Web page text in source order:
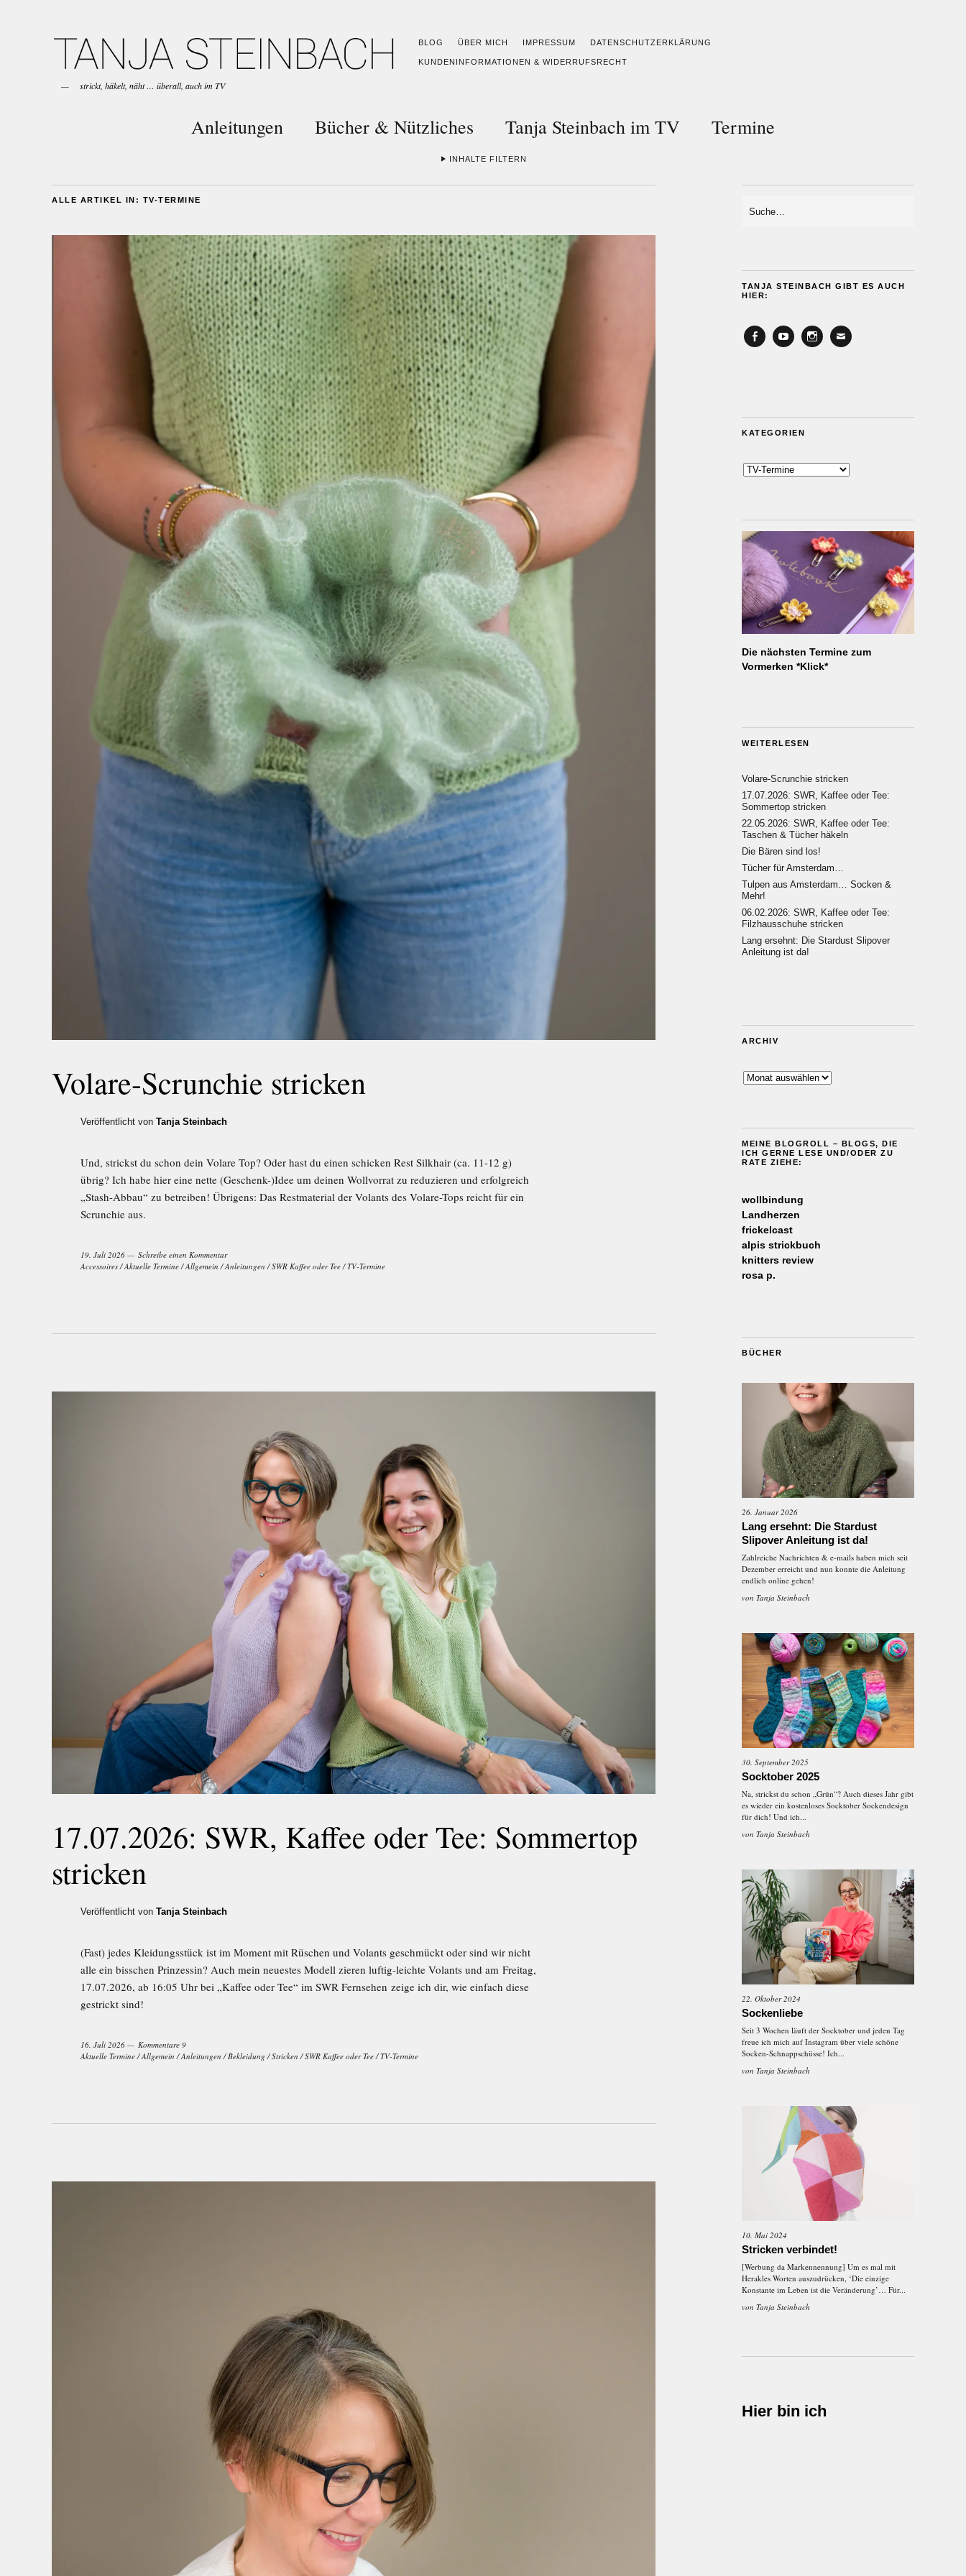
BLOG ÜBER MICH IMPRESSUM DATENSCHUTZERKLÄRUNG
KUNDENINFORMATIONEN & WIDERRUFSRECHT
strickt, häkelt, näht … überall, auch im TV
Anleitungen Bücher & Nützliches Tanja Steinbach im TV Termine
INHALTE FILTERN
ALLE ARTIKEL IN: TV-TERMINE
Volare-Scrunchie stricken
Veröffentlicht von Tanja Steinbach
Und, strickst du schon dein Volare Top? Oder hast du einen schicken Rest Silkhair (ca. 11-12 g)
übrig? Ich habe hier eine nette (Geschenk-)Idee um deinen Wollvorrat zu reduzieren und erfolgreich
„Stash-Abbau“ zu betreiben! Übrigens: Das Restmaterial der Volants des Volare-Tops reicht für ein
Scrunchie aus.
19. Juli 2026
Schreibe einen Kommentar
Accessoires /Aktuelle Termine /Allgemein /Anleitungen /SWR Kaffee oder Tee /TV-Termine
17.07.2026: SWR, Kaffee oder Tee: Sommertop
stricken
Veröffentlicht von Tanja Steinbach
(Fast) jedes Kleidungsstück ist im Moment mit Rüschen und Volants geschmückt oder sind wir nicht
alle ein bisschen Prinzessin? Auch mein neuestes Modell zieren luftig-leichte Volants und am Freitag,
17.07.2026, ab 16:05 Uhr bei „Kaffee oder Tee“ im SWR Fernsehen zeige ich dir, wie einfach diese
gestrickt sind!
16. Juli 2026
Kommentare 9
Aktuelle Termine /Allgemein /Anleitungen / Bekleidung /Stricken /SWR Kaffee oder Tee /TV-Termine
TANJA STEINBACH GIBT ES AUCH
HIER:
KATEGORIEN
Kategorien
Die nächsten Termine zum
Vormerken *Klick*
WEITERLESEN
Volare-Scrunchie stricken
17.07.2026: SWR, Kaffee oder Tee:
Sommertop stricken
22.05.2026: SWR, Kaffee oder Tee:
Taschen & Tücher häkeln
Die Bären sind los!
Tücher für Amsterdam…
Tulpen aus Amsterdam… Socken &
Mehr!
06.02.2026: SWR, Kaffee oder Tee:
Filzhausschuhe stricken
Lang ersehnt: Die Stardust Slipover
Anleitung ist da!
ARCHIV
Archiv
MEINE BLOGROLL – BLOGS, DIE
ICH GERNE LESE UND/ODER ZU
RATE ZIEHE:
wollbindung
Landherzen
frickelcast
alpis strickbuch
knitters review
rosa p.
BÜCHER
26. Januar 2026
Lang ersehnt: Die Stardust
Slipover Anleitung ist da!
Zahlreiche Nachrichten & e-mails haben mich seit
Dezember erreicht und nun konnte die Anleitung
endlich online gehen!
von Tanja Steinbach
30. September 2025
Socktober 2025
Na, strickst du schon „Grün“? Auch dieses Jahr gibt
es wieder ein kostenloses Socktober Sockendesign
für dich! Und ich...
von Tanja Steinbach
22. Oktober 2024
Sockenliebe
Seit 3 Wochen läuft der Socktober und jeden Tag
freue ich mich auf Instagram über viele schöne
Socken-Schnappschüsse! Ich...
von Tanja Steinbach
10. Mai 2024
Stricken verbindet!
[Werbung da Markennennung] Um es mal mit
Herakles Worten auszudrücken, ‘Die einzige
Konstante im Leben ist die Veränderung’… Für...
von Tanja Steinbach
Hier bin ich